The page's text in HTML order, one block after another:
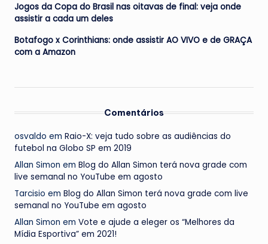
Jogos da Copa do Brasil nas oitavas de final: veja onde
assistir a cada um deles
Botafogo x Corinthians: onde assistir AO VIVO e de GRAÇA
com a Amazon
Comentários
osvaldo em Raio-X: veja tudo sobre as audiências do
futebol na Globo SP em 2019
Allan Simon em Blog do Allan Simon terá nova grade com
live semanal no YouTube em agosto
Tarcisio em Blog do Allan Simon terá nova grade com live
semanal no YouTube em agosto
Allan Simon em Vote e ajude a eleger os “Melhores da
Mídia Esportiva” em 2021!